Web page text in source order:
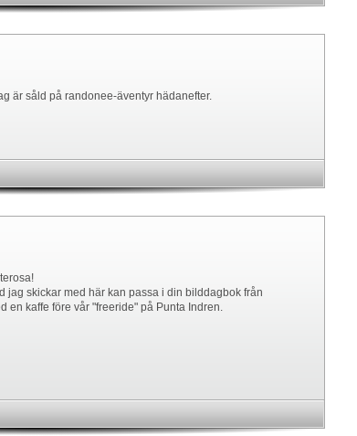
är såld på randonee-äventyr hädanefter.
jag skickar med här kan passa i din bilddagbok från
en kaffe före vår "freeride" på Punta Indren.